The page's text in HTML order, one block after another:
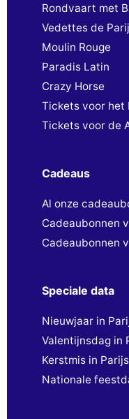
Rondvaart met
Vedettes de
Moulin Rouge
Paradis Latin
Crazy Horse
Tickets voor het
Tickets voor de
Cadeaus
Al onze
Cadeaubonnen
Cadeaubonnen
Speciale data
Nieuwjaar in
Valentijnsdag in
Kerstmis in Parijs
Nationale